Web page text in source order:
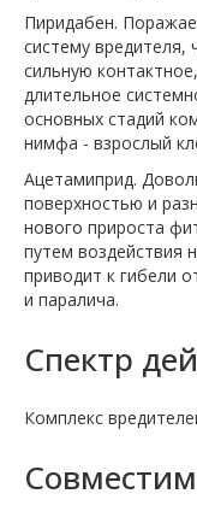
Пиридабен.
систему вредителя,
сильную
длительное
основных стадий
нимфа - взрослый
Ацетамиприд.
поверхностью и
нового прироста
путем воздействия
приводит к гибели
и паралича.
Спектр
Комплекс